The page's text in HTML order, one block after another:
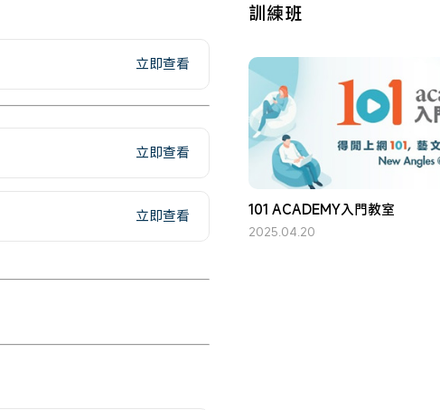
立即查看
立即查看
立即查看
訓練班
101 ACADEMY入門教室
2025.04.20